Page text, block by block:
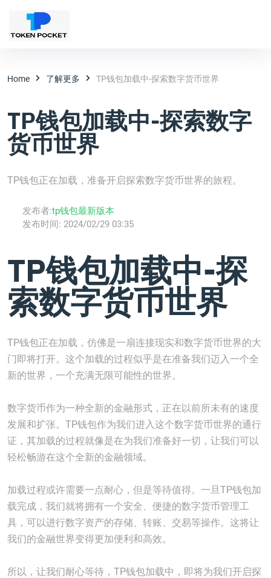
Home 了解更多 TP钱包加载中-探索数字货币世界
TP钱包加载中-探索数字
货币世界
TP钱包正在加载，准备开启探索数字货币世界的旅程。
发布者:tp钱包最新版本
发布时间: 2024/02/29 03:35
TP钱包加载中-探
索数字货币世界
TP钱包正在加载，仿佛是一扇连接现实和数字货币世界的大
门即将打开。这个加载的过程似乎是在准备我们迈入一个全
新的世界，一个充满无限可能性的世界。
数字货币作为一种全新的金融形式，正在以前所未有的速度
发展和扩张。TP钱包作为我们进入这个数字货币世界的通行
证，其加载的过程就像是在为我们准备好一切，让我们可以
轻松畅游在这个全新的金融领域。
加载过程或许需要一点耐心，但是等待值得。一旦TP钱包加
载完成，我们就将拥有一个安全、便捷的数字货币管理工
具，可以进行数字资产的存储、转账、交易等操作。这将让
我们的金融世界变得更加便利和高效。
所以，让我们耐心等待，TP钱包加载中，即将为我们开启探